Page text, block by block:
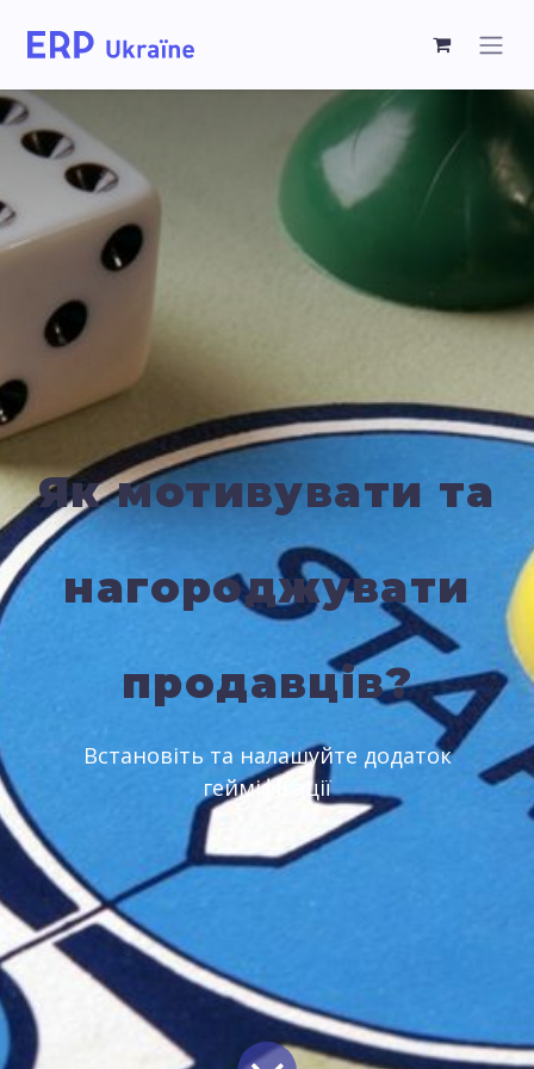
Як мотивувати та
нагороджувати
продавців?
Встановіть та налашуйте додаток
гейміфікації